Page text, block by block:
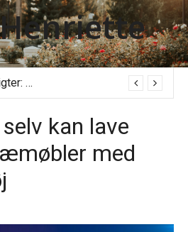
Når strømmen svigter: Alt du skal vide, før du ringer til en akut elektriker
Kloakseparering: Det skal du vide om priser, regler og gravearbejde
kan lave
med